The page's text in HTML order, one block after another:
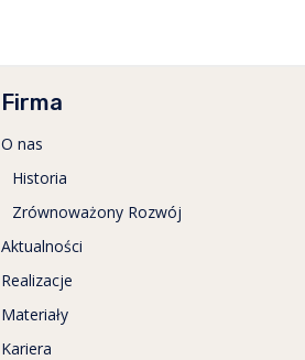
Firma
O nas
Historia
Zrównoważony Rozwój
Aktualności
Realizacje
Materiały
Kariera